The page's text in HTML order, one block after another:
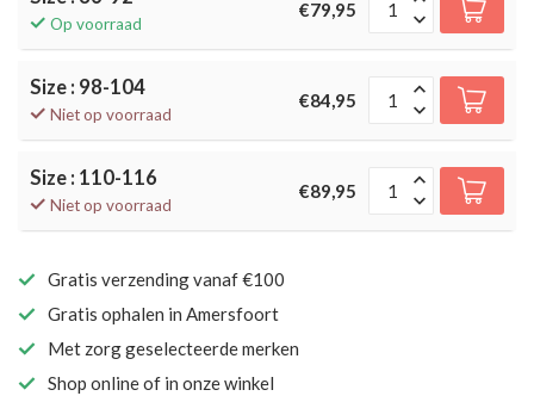
Op voorraad
€79,95
Size : 98-104
Niet op voorraad
€84,95
Size : 110-116
Niet op voorraad
€89,95
Gratis verzending vanaf €100
Gratis ophalen in Amersfoort
Met zorg geselecteerde merken
Shop online of in onze winkel